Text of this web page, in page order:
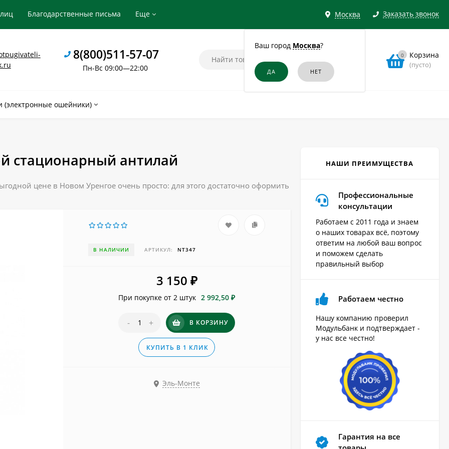
Москва
Ваш город Москва?
Заказать звонок
Благодарственные письма Еще
8(800)511-57-07
Пн-Вс 09:00—22:00
0 Корзина
(пусто)
(электронные ошейники)
стационарный антилай
цене в Новом Уренгое очень просто: для этого достаточно оформить
В НАЛИЧИИ АРТИКУЛ: NT347
3 150 ₽
При покупке от 2 штук 2 992,50 ₽
- + В КОРЗИНУ
КУПИТЬ В 1 КЛИК
Эль-Монте
НАШИ ПРЕИМУЩЕСТВА
Профессиональные
консультации
Работаем с 2011 года и знаем
о наших товарах всё, поэтому
ответим на любой ваш вопрос
и поможем сделать
правильный выбор
Работаем честно
Нашу компанию проверил
Модульбанк и подтверждает -
у нас все честно!
Гарантия на все